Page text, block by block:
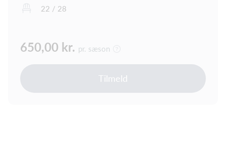
22 / 28
650,00 kr. pr. sæson
Tilmeld